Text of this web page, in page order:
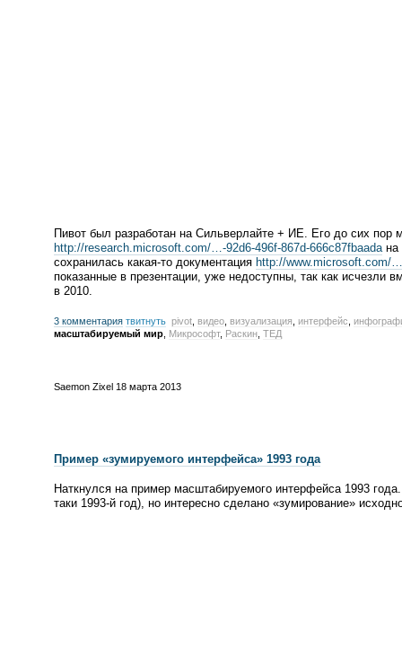
Пивот был разработан на Сильверлайте + ИЕ. Его до сих пор
http://research.microsoft.com/…-92d6-496f-867d-666c87fbaadaна
сохранилась какая-то документация http://www.microsoft.com/
показанные в презентации, уже недоступны, так как исчезли
в 2010.
3 комментария твитнуть pivot видео визуализация интерфейс
масштабируемый мир Микрософт, Раскин ТЕД
Saemon Zixel 18 марта 2013
Пример «зумируемого интерфейса» 1993 года
Наткнулся на пример масштабируемого интерфейса 1993
таки 1993-й год), но интересно сделано «зумирование»